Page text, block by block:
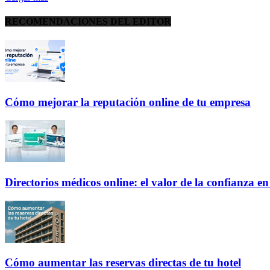
RECOMENDACIONES DEL EDITOR
Cómo mejorar la reputación online de tu empresa
Directorios médicos online: el valor de la confianza
Cómo aumentar las reservas directas de tu hotel